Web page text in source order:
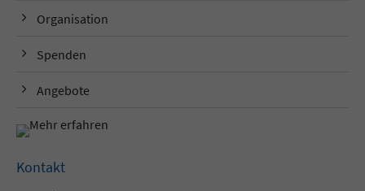
Organisation
Spenden
Angebote
Kontakt